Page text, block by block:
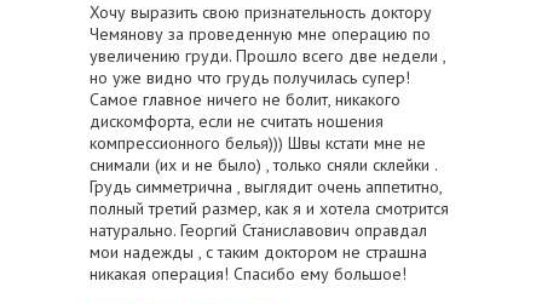
Хочу выразить свою признательность доктору
Чемянову за проведенную мне операцию по
увеличению груди. Прошло всего две недели ,
но уже видно что грудь получилась супер!
Самое главное ничего не болит, никакого
дискомфорта, если не считать ношения
компрессионного белья))) Швы кстати мне не
снимали (их и не было) , только сняли склейки .
Грудь симметрична , выглядит очень аппетитно,
полный третий размер, как я и хотела смотрится
натурально. Георгий Станиславович оправдал
мои надежды , с таким доктором не страшна
никакая операция! Спасибо ему большое!